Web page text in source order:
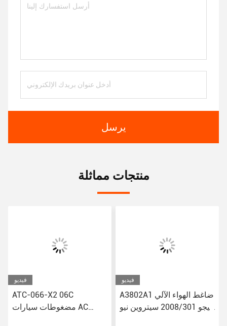
يرسل
منتجات مماثلة
فيديو
ATC-066-X2 06C
مضغوطات سيارات AC
فيديو
A3802A1 ضاغط الهواء الآلي
لبيجو 2008/301 سيتروين نيو